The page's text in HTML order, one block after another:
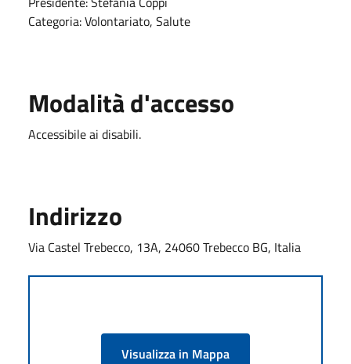
Categoria: Volontariato, Salute
Modalità d'accesso
Accessibile ai disabili.
Indirizzo
Via Castel Trebecco, 13A, 24060 Trebecco BG, Italia
Visualizza in Mappa